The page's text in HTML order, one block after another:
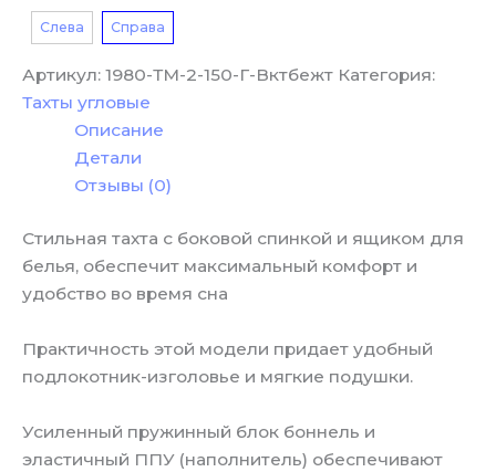
Слева Справа
Артикул: 1980-ТМ-2-150-Г-Вктбежт Категория:
Тахты угловые
Описание
Детали
Отзывы (0)
Стильная тахта с боковой спинкой и ящиком для
белья, обеспечит максимальный комфорт и
удобство во время сна
Практичность этой модели придает удобный
подлокотник-изголовье и мягкие подушки.
Усиленный пружинный блок боннель и
эластичный ППУ (наполнитель) обеспечивают